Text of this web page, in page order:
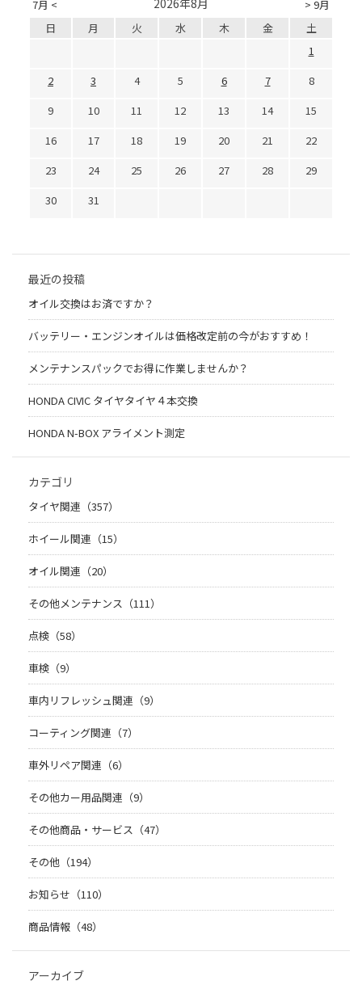
7月 < > 9月
2026年8月
日 月 火 水 木 金
土
1
2
3 4 5 6 7
8
9
10 11 12 13 14
15
16
17 18 19 20 21
22
23
24 25 26 27 28
29
30
31
最近の投稿
オイル交換はお済ですか？
バッテリー・エンジンオイルは価格改定前の今がおすすめ！
メンテナンスパックでお得に作業しませんか？
HONDA CIVIC タイヤタイヤ４本交換
HONDA N-BOX アライメント測定
カテゴリ
タイヤ関連（357）
ホイール関連（15）
オイル関連（20）
その他メンテナンス（111）
点検（58）
車検（9）
車内リフレッシュ関連（9）
コーティング関連（7）
車外リペア関連（6）
その他カー用品関連（9）
その他商品・サービス（47）
その他（194）
お知らせ（110）
商品情報（48）
アーカイブ